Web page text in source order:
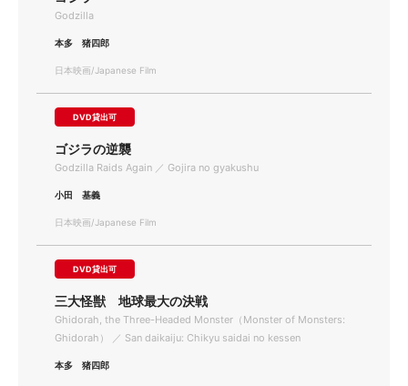
Godzilla
本多 猪四郎
日本映画/Japanese Film
DVD貸出可
ゴジラの逆襲
Godzilla Raids Again ／ Gojira no gyakushu
小田 基義
日本映画/Japanese Film
DVD貸出可
三大怪獣 地球最大の決戦
Ghidorah, the Three-Headed Monster（Monster of Monsters:
Ghidorah） ／ San daikaiju: Chikyu saidai no kessen
本多 猪四郎